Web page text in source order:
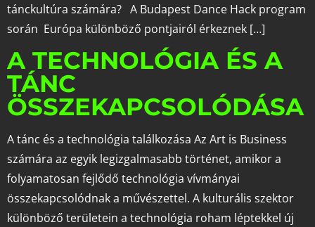
tánckultúra számára? A Budapest Dance Hack program
során Európa különböző pontjairól érkeznek […]
A TECHNOLÓGIA ÉS A
TÁNC
ÖSSZEKAPCSOLÓDÁSA
A tánc és a technológia találkozása Az Art is Business
számára az egyik legizgalmasabb történet, amikor a
folyamatosan fejlődő technológia vívmányai
összekapcsolódnak a művészettel. A kulturális szektor
különböző területein a technológia roham léptekkel új